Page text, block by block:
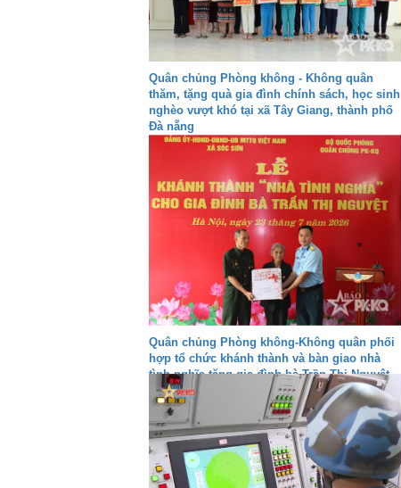
Quân chủng Phòng không - Không quân
thăm, tặng quà gia đình chính sách, học sinh
nghèo vượt khó tại xã Tây Giang, thành phố
Đà nẵng
Quân chủng Phòng không-Không quân phối
hợp tổ chức khánh thành và bàn giao nhà
tình nghĩa tặng gia đình bà Trần Thị Nguyệt